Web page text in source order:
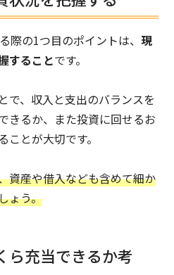
際の1つ目のポイントは、現
することです。
で、収入と支出のバランスを
きるか、また投資に回せるお
とが大切です。
資産や借入なども含めて細か
ょう。
ら充当できるか考